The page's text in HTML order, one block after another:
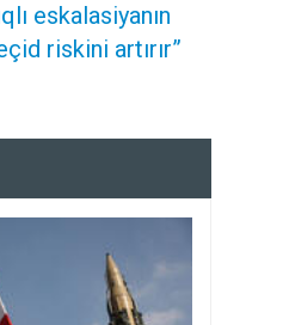
eskalasiyanın
riskini artırır”